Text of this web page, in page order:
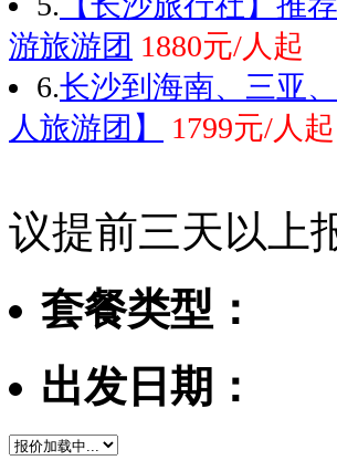
游旅游团 1880元/人起
6.长沙到海南、三亚
人旅游团】
1799元/人起
议提前三天以上
套餐类型：
出发日期：